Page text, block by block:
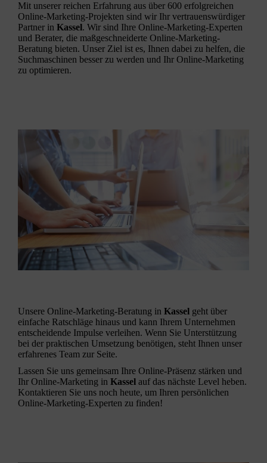
Mit unserer reichen Erfahrung aus über 600 erfolgreichen
Online-Marketing-Projekten sind wir Ihr vertrauenswürdiger
Partner in Kassel. Wir sind Ihre Online-Marketing-Experten
und Berater, die maßgeschneiderte Online-Marketing-
Beratung bieten. Unser Ziel ist es, Ihnen dabei zu helfen, die
Suchmaschinen besser zu werden und Ihr Online-Marketing
zu optimieren.
Unsere Online-Marketing-Beratung in Kassel geht über
einfache Ratschläge hinaus und kann Ihrem Unternehmen
entscheidende Impulse verleihen. Wenn Sie Unterstützung
bei der praktischen Umsetzung benötigen, steht Ihnen unser
erfahrenes Team zur Seite.
Lassen Sie uns gemeinsam Ihre Online-Präsenz stärken und
Ihr Online-Marketing in Kassel auf das nächste Level heben.
Kontaktieren Sie uns noch heute, um Ihren persönlichen
Online-Marketing-Experten zu finden!